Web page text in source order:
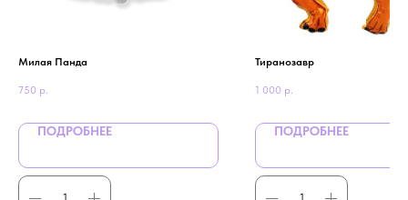
Милая Панда
750 р.
ПОДРОБНЕЕ
Тиранозавр
1 000 р.
ПОДРОБНЕЕ